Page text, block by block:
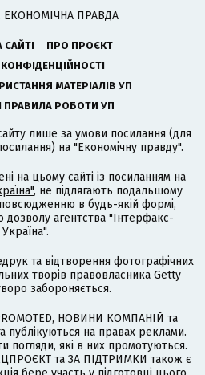
ЕКОНОМІЧНА ПРАВДА
САЙТІ
ПРО ПРОЄКТ
МАТЕРІАЛІВ УП
ПРАВИЛА РОБОТИ УП
лише за умови посилання (для
на "Економічну правду".
на цьому сайті із посиланням на
, не підлягають подальшому
в будь-якій формі,
дозволу агентства "Інтерфакс-
Україна".
та відтворення фотографічних
творів правовласника Getty
забороняється.
НОВИНИ КОМПАНІЙ та
на правах реклами.
погляди, які в них промотуються.
та ЗА ПІДТРИМКИ також є